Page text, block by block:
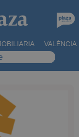
VALÈNCIA